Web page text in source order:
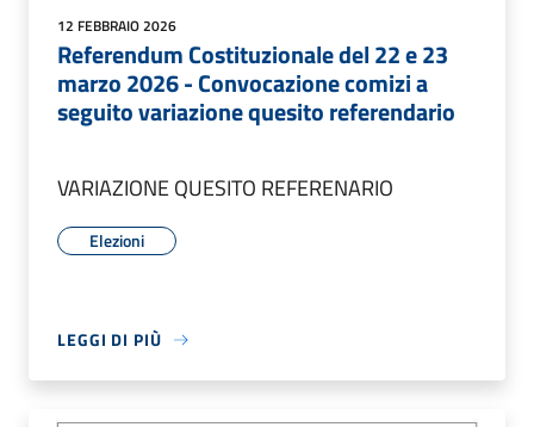
12 FEBBRAIO 2026
Referendum Costituzionale del 22 e 23
marzo 2026 - Convocazione comizi a
seguito variazione quesito referendario
VARIAZIONE QUESITO REFERENARIO
Elezioni
LEGGI DI PIÙ